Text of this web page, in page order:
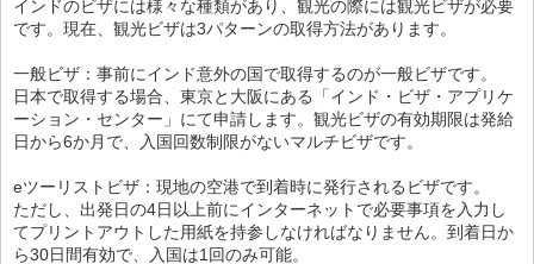
インドのビザには様々な種類があり、観光の際には観光ビザが必要
です。現在、観光ビザは3パターンの取得方法があります。
一般ビザ：事前にインド意外の国で取得するのが一般ビザです。
日本で取得する場合、東京と大阪にある「インド・ビザ・アプリケ
ーション・センター」にて申請します。観光ビザの有効期限は発給
日から6か月で、入国回数制限がないマルチビザです。
eツーリストビザ：現地の空港で到着時に発行されるビザです。
ただし、出発日の4日以上前にインターネットで必要事項を入力し
てプリントアウトした用紙を持参しなければなりません。到着日か
ら30日間有効で、入国は1回のみ可能。